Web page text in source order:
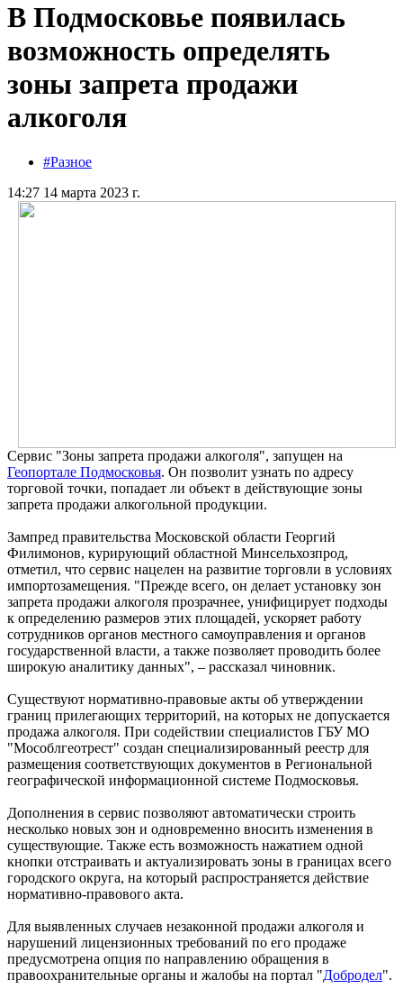
В Подмосковье появилась
возможность определять
зоны запрета продажи
алкоголя
#Разное
14:27 14 марта 2023 г.
Сервис "Зоны запрета продажи алкоголя", запущен на
Геопортале Подмосковья. Он позволит узнать по адресу
торговой точки, попадает ли объект в действующие зоны
запрета продажи алкогольной продукции.
Зампред правительства Московской области Георгий
Филимонов, курирующий областной Минсельхозпрод,
отметил, что сервис нацелен на развитие торговли в условиях
импортозамещения. "Прежде всего, он делает установку зон
запрета продажи алкоголя прозрачнее, унифицирует подходы
к определению размеров этих площадей, ускоряет работу
сотрудников органов местного самоуправления и органов
государственной власти, а также позволяет проводить более
широкую аналитику данных", – рассказал чиновник.
Существуют нормативно-правовые акты об утверждении
границ прилегающих территорий, на которых не допускается
продажа алкоголя. При содействии специалистов ГБУ МО
"Мособлгеотрест" создан специализированный реестр для
размещения соответствующих документов в Региональной
географической информационной системе Подмосковья.
Дополнения в сервис позволяют автоматически строить
несколько новых зон и одновременно вносить изменения в
существующие. Также есть возможность нажатием одной
кнопки отстраивать и актуализировать зоны в границах всего
городского округа, на который распространяется действие
нормативно-правового акта.
Для выявленных случаев незаконной продажи алкоголя и
нарушений лицензионных требований по его продаже
предусмотрена опция по направлению обращения в
правоохранительные органы и жалобы на портал "Добродел".